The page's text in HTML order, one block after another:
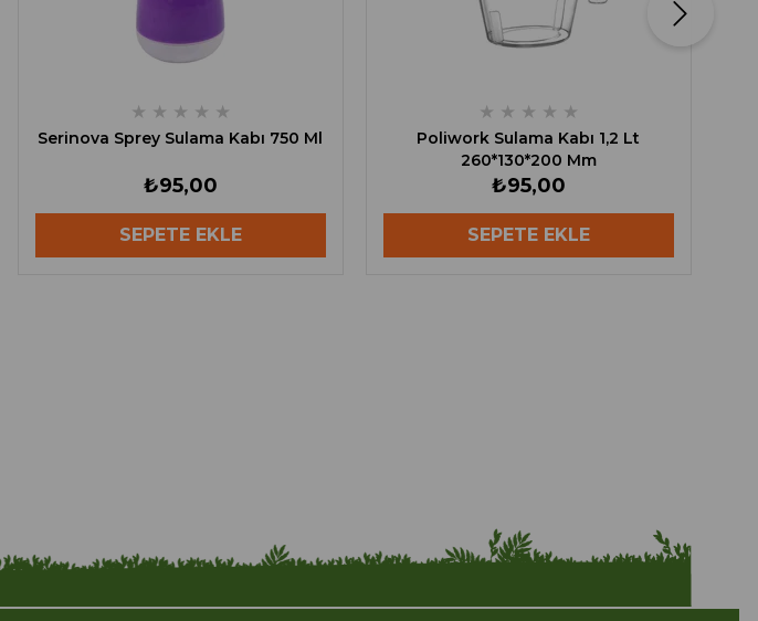
★ ★ ★ ★ ★
Serinova Sprey Sulama Kabı 750 Ml
₺95,00
SEPETE EKLE
★ ★ ★ ★ ★
Poliwork Sulama Kabı 1,2 Lt
260*130*200 Mm
₺95,00
SEPETE EKLE